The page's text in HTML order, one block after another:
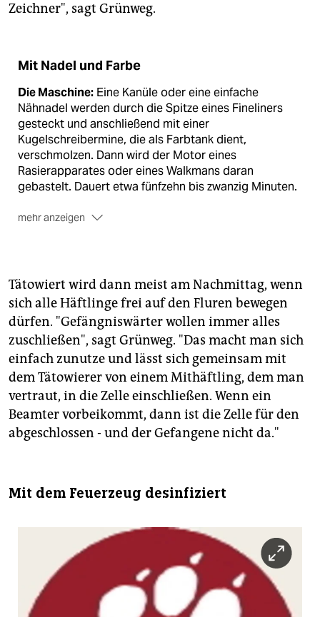
Zeichner", sagt Grünweg.
Mit Nadel und Farbe
Die Maschine: Eine Kanüle oder eine einfache
Nähnadel werden durch die Spitze eines Fineliners
gesteckt und anschließend mit einer
Kugelschreibermine, die als Farbtank dient,
verschmolzen. Dann wird der Motor eines
Rasierapparates oder eines Walkmans daran
gebastelt. Dauert etwa fünfzehn bis zwanzig Minuten.
mehr anzeigen
Häftlinge auch echte, aber teure Tätowierfarbe. Ist
die nicht zur Hand, tut es auch Tinte für den Füller -
die bekommt man im Knast mit einer
Bastelgenehmigung.
Tätowiert wird dann meist am Nachmittag, wenn
sich alle Häftlinge frei auf den Fluren bewegen
dürfen. "Gefängniswärter wollen immer alles
zuschließen", sagt Grünweg. "Das macht man sich
einfach zunutze und lässt sich gemeinsam mit
dem Tätowierer von einem Mithäftling, dem man
vertraut, in die Zelle einschließen. Wenn ein
Beamter vorbeikommt, dann ist die Zelle für den
abgeschlossen - und der Gefangene nicht da."
Mit dem Feuerzeug desinfiziert